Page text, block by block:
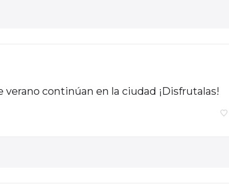
verano continúan en la ciudad ¡Disfrutalas!